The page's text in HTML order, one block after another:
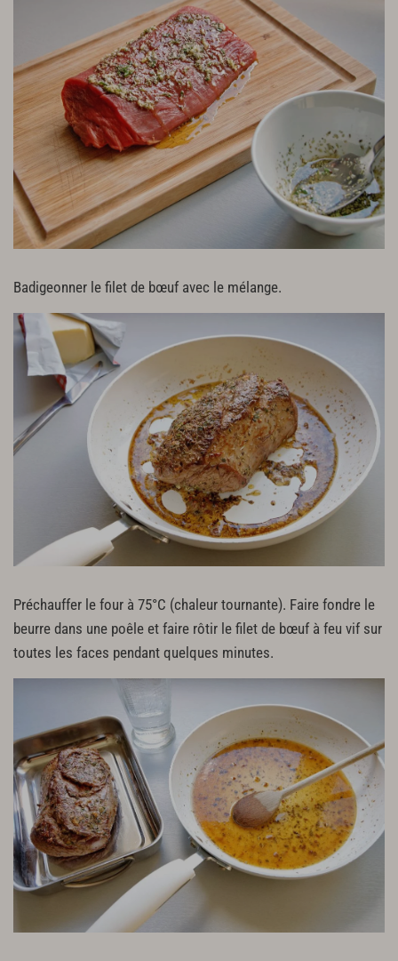
Badigeonner le filet de bœuf avec le mélange.
Préchauffer le four à 75°C (chaleur tournante). Faire fondre le
beurre dans une poêle et faire rôtir le filet de bœuf à feu vif sur
toutes les faces pendant quelques minutes.